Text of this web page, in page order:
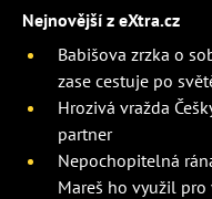
Nejnovější z eXtra.cz
Babišova zrzka o
zase cestuje po
Hrozivá vražda
partner
Nepochopitelná
Mareš ho využil